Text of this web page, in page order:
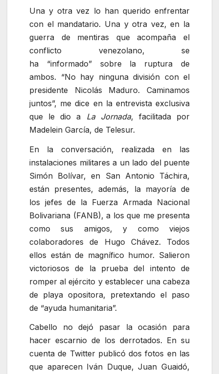
Una y otra vez lo han querido enfrentar
con el mandatario. Una y otra vez, en la
guerra de mentiras que acompaña el
conflicto venezolano, se
ha
informado sobre la ruptura de
ambos.
No hay ninguna división con el
presidente Nicolás Maduro. Caminamos
juntos , me dice en la entrevista exclusiva
que le dio a La Jornada, facilitada por
Madelein García, de Telesur.
En la conversación, realizada en las
instalaciones militares a un lado del puente
Simón Bolívar, en San Antonio Táchira,
están presentes, además, la mayoría de
los jefes de la Fuerza Armada Nacional
Bolivariana (FANB), a los que me presenta
como sus amigos, y como viejos
colaboradores de Hugo Chávez. Todos
ellos están de magnífico humor. Salieron
victoriosos de la prueba del intento de
romper al ejército y establecer una cabeza
de playa opositora, pretextando el paso
de
ayuda humanitaria .
Cabello no dejó pasar la ocasión para
hacer escarnio de los derrotados. En su
cuenta de Twitter publicó dos fotos en las
que aparecen Iván Duque, Juan Guaidó,